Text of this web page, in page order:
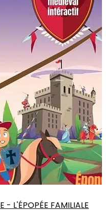
- L'ÉPOPÉE FAMILIALE